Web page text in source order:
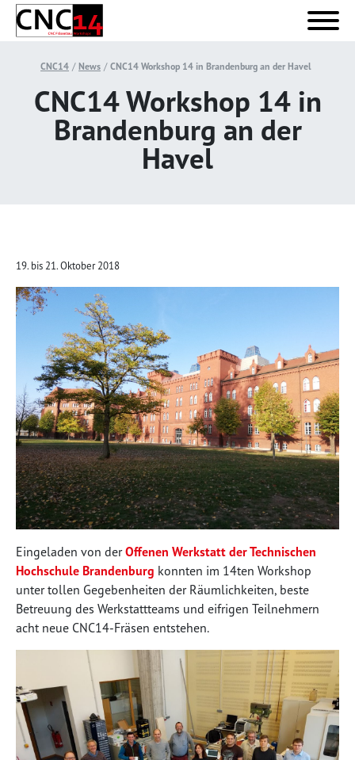
CNC14 News CNC14 Workshop 14 in Brandenburg an der Havel
CNC14 Workshop 14 in
Brandenburg an der
Havel
19. bis 21. Oktober 2018
Eingeladen von derOffenen Werkstatt der Technischen
Hochschule Brandenburg konnten im 14ten Workshop
unter tollen Gegebenheiten der Räumlichkeiten, beste
Betreuung des Werkstattteams und eifrigen Teilnehmern
acht neue CNC14-Fräsen entstehen.